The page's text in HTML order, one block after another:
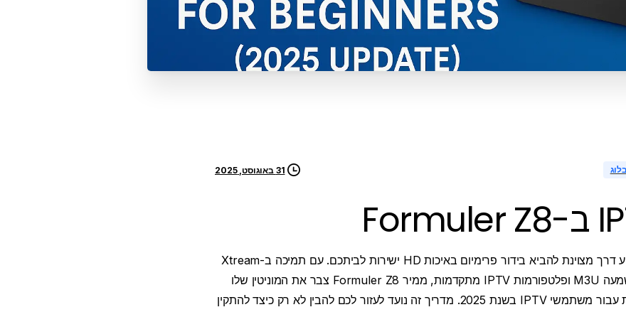
31 באוגוסט, 2025
מציע דרך מצוינת להביא בידור פרימיום באיכות HD ישירות לביתכם. עם תמיכה ב-Xtream
Codes API, רשימות השמעה M3U ופלטפורמות IPTV מתקדמות, ממיר Formuler Z8 צבר את המוניטין שלו
כאחת הבחירות המובילות עבור משתמשי IPTV בשנת 2025. מדריך זה נועד לעזור לכם להבין לא רק כיצד להתקין